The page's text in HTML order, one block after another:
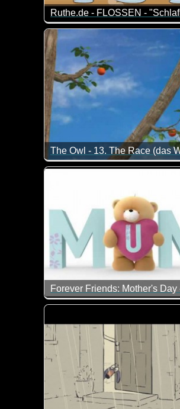
Ruthe.de - FLOSSEN -
Ist doch spitze, wenn einer
Die Eule sieht am Anfang hier
Forever Friends: Mother's Day
Mama ist die Beste...